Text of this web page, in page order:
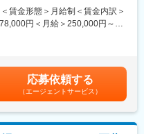
常業務を通じて学べる環境で、
ます。
、個々の主体性と改善提案が
画・広告戦略のリーダーなど、
しての役割を果たします。
問。医師や患者さんのニーズを
情報などを提供します。
動を行うことも多くあります。
パートナーとして、きめ細かな
。
賃金形態＞月給制＜賃金内訳＞
円＜月給＞250,000円～
賃金はあくまでも目安の金額で
性があります。月給(月額)は固定
応募依頼する
（エージェントサービス）